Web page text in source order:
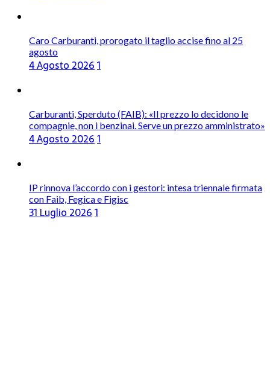
Caro Carburanti, prorogato il taglio accise fino al 25
agosto
4 Agosto 20261
Carburanti, Sperduto (FAIB): «Il prezzo lo decidono le
compagnie, non i benzinai. Serve un prezzo amministrato»
4 Agosto 20261
IP rinnova l’accordo con i gestori: intesa triennale firmata
con Faib, Fegica e Figisc
31 Luglio 20261